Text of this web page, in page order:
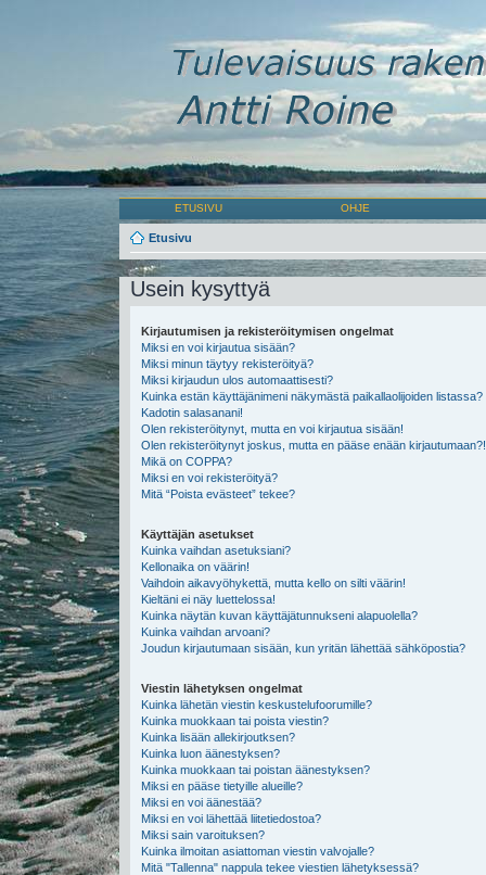
ETUSIVU OHJE
Etusivu
Usein kysyttyä
Kirjautumisen ja rekisteröitymisen ongelmat
Miksi en voi kirjautua sisään?
Miksi minun täytyy rekisteröityä?
Miksi kirjaudun ulos automaattisesti?
Kuinka estän käyttäjänimeni näkymästä paikallaolijoiden listassa?
Kadotin salasanani!
Olen rekisteröitynyt, mutta en voi kirjautua sisään!
Olen rekisteröitynyt joskus, mutta en pääse enään kirjautumaan?!
Mikä on COPPA?
Miksi en voi rekisteröityä?
Mitä “Poista evästeet” tekee?
Käyttäjän asetukset
Kuinka vaihdan asetuksiani?
Kellonaika on väärin!
Vaihdoin aikavyöhykettä, mutta kello on silti väärin!
Kieltäni ei näy luettelossa!
Kuinka näytän kuvan käyttäjätunnukseni alapuolella?
Kuinka vaihdan arvoani?
Joudun kirjautumaan sisään, kun yritän lähettää sähköpostia?
Viestin lähetyksen ongelmat
Kuinka lähetän viestin keskustelufoorumille?
Kuinka muokkaan tai poista viestin?
Kuinka lisään allekirjoutksen?
Kuinka luon äänestyksen?
Kuinka muokkaan tai poistan äänestyksen?
Miksi en pääse tietyille alueille?
Miksi en voi äänestää?
Miksi en voi lähettää liitetiedostoa?
Miksi sain varoituksen?
Kuinka ilmoitan asiattoman viestin valvojalle?
Mitä "Tallenna" nappula tekee viestien lähetyksessä?